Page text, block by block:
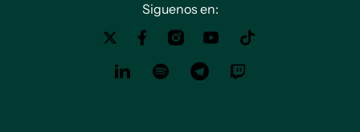
Siguenos en: